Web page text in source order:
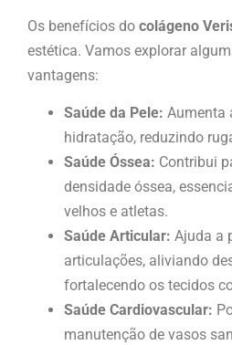
Os benefícios do colágeno
estética. Vamos explorar
vantagens:
Saúde da Pele: Aumenta
hidratação, reduzindo
Saúde Óssea: Contribui
densidade óssea,
velhos e atletas.
Saúde Articular: Ajuda a
articulações, aliviando
fortalecendo os tecidos
Saúde Cardiovascular:
manutenção de vasos